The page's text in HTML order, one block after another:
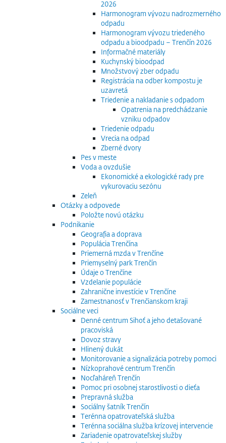
2026
Harmonogram vývozu nadrozmerného
odpadu
Harmonogram vývozu triedeného
odpadu a bioodpadu – Trenčín 2026
Informačné materiály
Kuchynský bioodpad
Množstvový zber odpadu
Registrácia na odber kompostu je
uzavretá
Triedenie a nakladanie s odpadom
Opatrenia na predchádzanie
vzniku odpadov
Triedenie odpadu
Vrecia na odpad
Zberné dvory
Pes v meste
Voda a ovzdušie
Ekonomické a ekologické rady pre
vykurovaciu sezónu
Zeleň
Otázky a odpovede
Položte novú otázku
Podnikanie
Geografia a doprava
Populácia Trenčína
Priemerná mzda v Trenčíne
Priemyselný park Trenčín
Údaje o Trenčíne
Vzdelanie populácie
Zahranične investície v Trenčíne
Zamestnanosť v Trenčianskom kraji
Sociálne veci
Denné centrum Sihoť a jeho detašované
pracoviská
Dovoz stravy
Hlinený dukát
Monitorovanie a signalizácia potreby pomoci
Nízkoprahové centrum Trenčín
Nocľaháreň Trenčín
Pomoc pri osobnej starostlivosti o dieťa
Prepravná služba
Sociálny šatník Trenčín
Terénna opatrovateľská služba
Terénna sociálna služba krízovej intervencie
Zariadenie opatrovateľskej služby